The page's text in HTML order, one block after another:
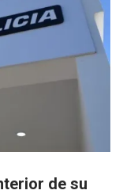
de su